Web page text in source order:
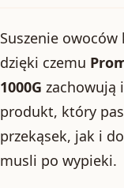
Suszenie
dzięki czemu
1000G zachowują
produkt, który
przekąsek, jak i
musli po wypieki.